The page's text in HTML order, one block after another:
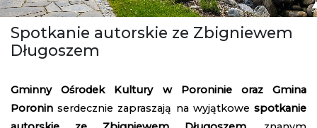
Spotkanie autorskie ze Zbigniewem
Długoszem
Gminny Ośrodek Kultury w Poroninie oraz Gmina
Poronin serdecznie zapraszają na wyjątkowe spotkanie